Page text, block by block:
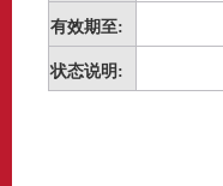
有效期至:
状态说明: